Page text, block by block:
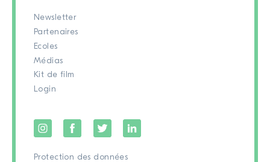
Newsletter
Partenaires
Ecoles
Médias
Kit de film
Login
Protection des données